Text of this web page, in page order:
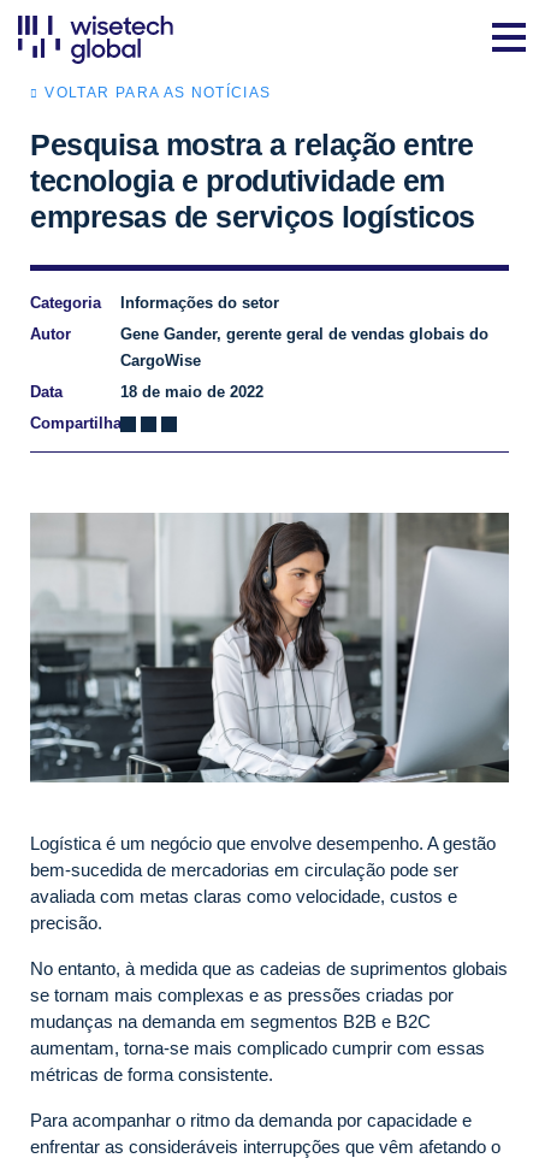
VOLTAR PARA AS NOTÍCIAS
Pesquisa mostra a relação entre
tecnologia e produtividade em
empresas de serviços logísticos
Categoria
Informações do setor
Autor
Gene Gander, gerente geral de vendas globais do
CargoWise
Data
18 de maio de 2022
Compartilhar
Logística é um negócio que envolve desempenho. A gestão
bem-sucedida de mercadorias em circulação pode ser
avaliada com metas claras como velocidade, custos e
precisão.
No entanto, à medida que as cadeias de suprimentos globais
se tornam mais complexas e as pressões criadas por
mudanças na demanda em segmentos B2B e B2C
aumentam, torna-se mais complicado cumprir com essas
métricas de forma consistente.
Para acompanhar o ritmo da demanda por capacidade e
enfrentar as consideráveis interrupções que vêm afetando o